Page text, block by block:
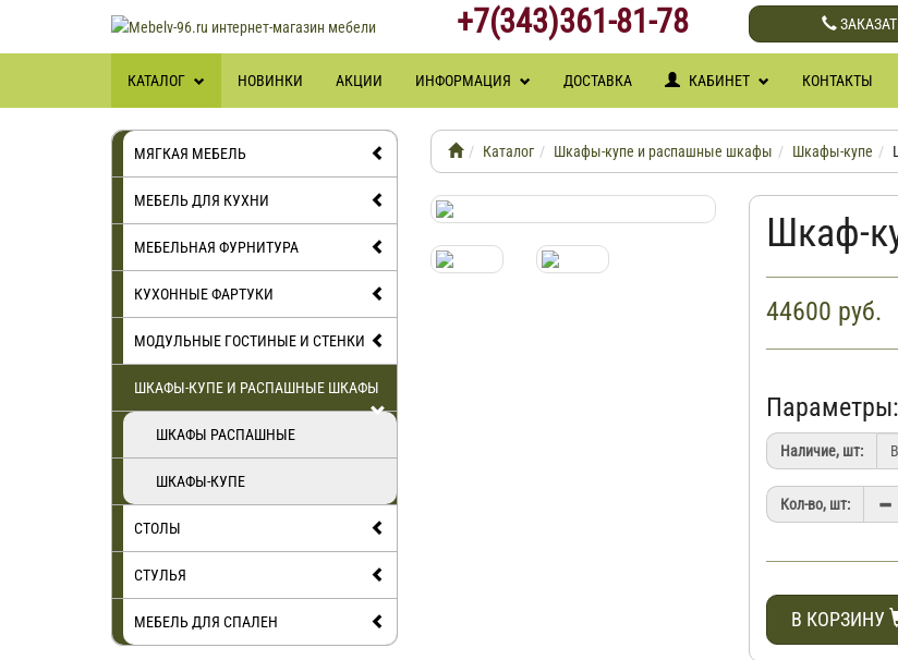
+7(343)361-81-78
КАТАЛОГ НОВИНКИ АКЦИИ ИНФОРМАЦИЯ ДОСТАВКА КАБИНЕТ КОНТАКТЫ
МЯГКАЯ МЕБЕЛЬ
МЕБЕЛЬ ДЛЯ КУХНИ
МЕБЕЛЬНАЯ ФУРНИТУРА
КУХОННЫЕ ФАРТУКИ
МОДУЛЬНЫЕ ГОСТИНЫЕ И СТЕНКИ
ШКАФЫ-КУПЕ И РАСПАШНЫЕ ШКАФЫ
ШКАФЫ РАСПАШНЫЕ
ШКАФЫ-КУПЕ
СТОЛЫ
СТУЛЬЯ
МЕБЕЛЬ ДЛЯ СПАЛЕН
Каталог Шкафы-купе и распашные шкафы Шкафы-купе
Шкаф-
44600 руб.
Параметры:
Наличие, шт:
Кол-во, шт:
В КОРЗИНУ